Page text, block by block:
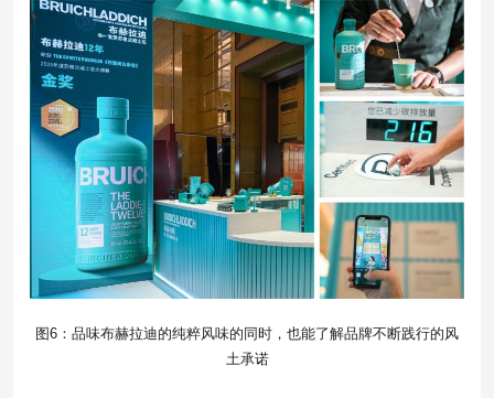
图6：品味布赫拉迪的纯粹风味的同时，也能了解品牌不断践行的风
土承诺